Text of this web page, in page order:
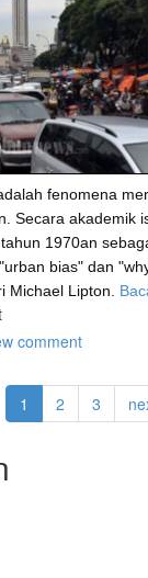
fenomena
Secara akademik
1970an
bias" dan
Michael Lipton.
comment
1 2 3